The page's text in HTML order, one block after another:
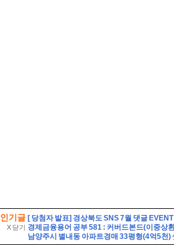
인기글
X 닫기
[ 당첨자 발표] 경상북도 SNS 7월 댓글 EVENT